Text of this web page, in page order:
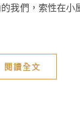
我們，索性在
閱讀全文